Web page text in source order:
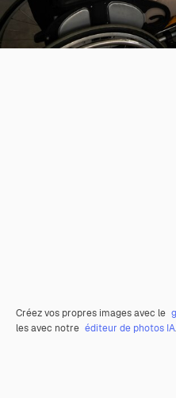
Créez vos propres images avec le
les avec notre éditeur de photos IA.